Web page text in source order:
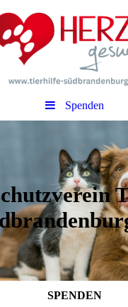
Spenden
SPENDEN